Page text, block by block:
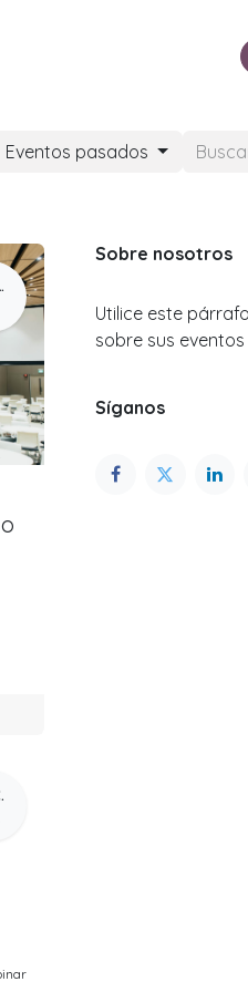
CERCA
Eventos pasados
Sobre nosotros
Utilice este
sobre sus
Síganos